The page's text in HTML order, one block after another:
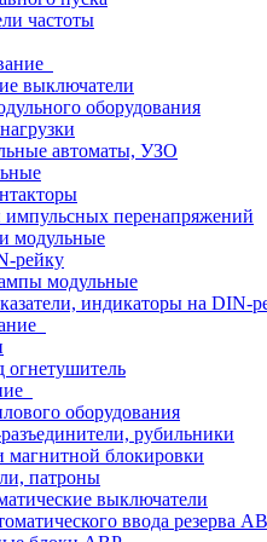
частоты
выключатели
оборудования
автоматы, УЗО
импульсных перенапряжений
модульные
рейку
модульные
индикаторы на DIN-
огнетушитель
оборудования
рубильники
магнитной блокировки
патроны
выключатели
ввода резерва